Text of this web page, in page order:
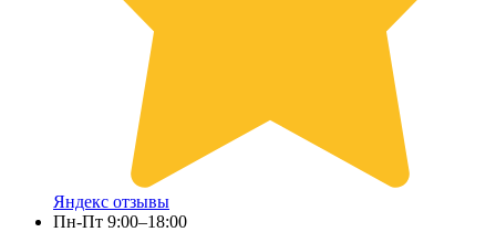
Яндекс отзывы
Пн-Пт 9:00–18:00